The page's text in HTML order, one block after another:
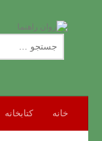
برای:
خانه کتابخانه